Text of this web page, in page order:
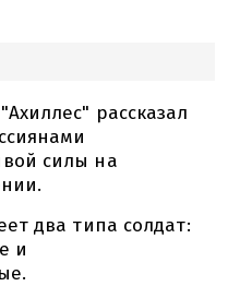
рассказал
силы на
два типа солдат:
и